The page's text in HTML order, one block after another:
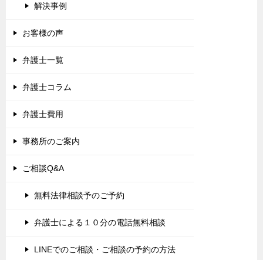
解決事例
お客様の声
弁護士一覧
弁護士コラム
弁護士費用
事務所のご案内
ご相談Q&A
無料法律相談予のご予約
弁護士による１０分の電話無料相談
LINEでのご相談・ご相談の予約の方法